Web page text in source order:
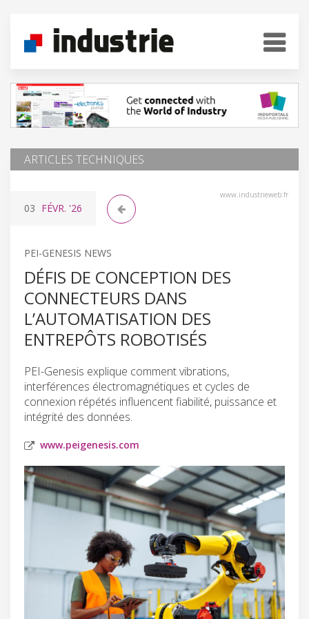
ARTICLES TECHNIQUES
www.industrieweb.fr
03 FÉVR. '26
PEI-GENESIS NEWS
DÉFIS DE CONCEPTION DES
CONNECTEURS DANS
L’AUTOMATISATION DES
ENTREPÔTS ROBOTISÉS
PEI-Genesis explique comment vibrations,
interférences électromagnétiques et cycles de
connexion répétés influencent fiabilité, puissance et
intégrité des données.
www.peigenesis.com